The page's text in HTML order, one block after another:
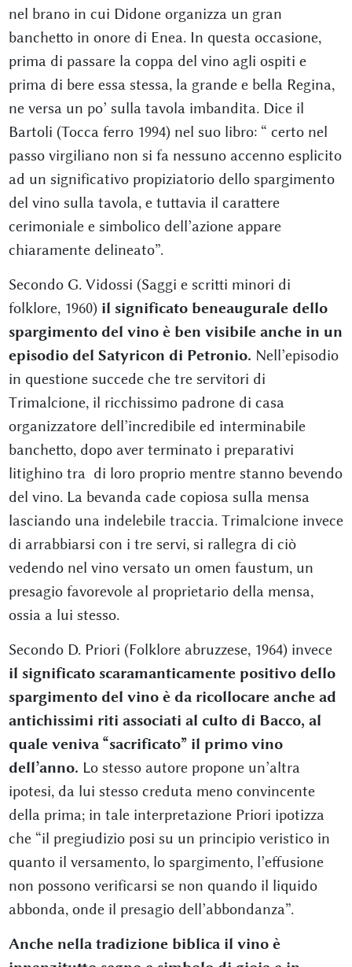
nel brano in cui Didone organizza un gran
banchetto in onore di Enea. In questa occasione,
prima di passare la coppa del vino agli ospiti e
prima di bere essa stessa, la grande e bella Regina,
ne versa un po’ sulla tavola imbandita. Dice il
Bartoli (Tocca ferro 1994) nel suo libro: “ certo nel
passo virgiliano non si fa nessuno accenno esplicito
ad un significativo propiziatorio dello spargimento
del vino sulla tavola, e tuttavia il carattere
cerimoniale e simbolico dell’azione appare
chiaramente delineato”.
Secondo G. Vidossi (Saggi e scritti minori di
folklore, 1960) il significato beneaugurale dello
spargimento del vino è ben visibile anche in un
episodio del Satyricon di Petronio. Nell’episodio
in questione succede che tre servitori di
Trimalcione, il ricchissimo padrone di casa
organizzatore dell’incredibile ed interminabile
banchetto, dopo aver terminato i preparativi
litighino tra di loro proprio mentre stanno bevendo
del vino. La bevanda cade copiosa sulla mensa
lasciando una indelebile traccia. Trimalcione invece
di arrabbiarsi con i tre servi, si rallegra di ciò
vedendo nel vino versato un omen faustum, un
presagio favorevole al proprietario della mensa,
ossia a lui stesso.
Secondo D. Priori (Folklore abruzzese, 1964) invece
il significato scaramanticamente positivo dello
spargimento del vino è da ricollocare anche ad
antichissimi riti associati al culto di Bacco, al
quale veniva “sacrificato” il primo vino
dell’anno. Lo stesso autore propone un’altra
ipotesi, da lui stesso creduta meno convincente
della prima; in tale interpretazione Priori ipotizza
che “il pregiudizio posi su un principio veristico in
quanto il versamento, lo spargimento, l’effusione
non possono verificarsi se non quando il liquido
abbonda, onde il presagio dell’abbondanza”.
Anche nella tradizione biblica il vino è